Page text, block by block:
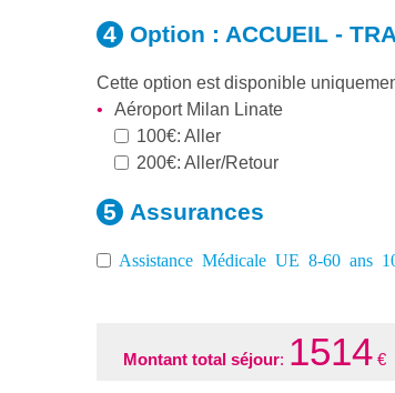
Option : ACCUEIL -
Cette option est disponible
Aéroport Milan Linate
100€: Aller
200€: Aller/Retour
Assurances
Assistance Médicale UE 8-60 ans
Montant total séjour: 1514 €